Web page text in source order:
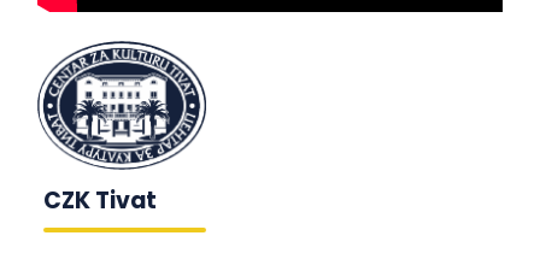
CZK Tivat